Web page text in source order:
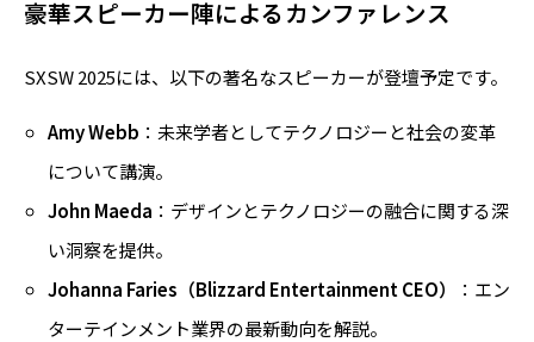
豪華スピーカー陣によるカンファレンス
SXSW 2025には、以下の著名なスピーカーが登壇予定です。
Amy Webb ：未来学者としてテクノロジーと社会の変革
について講演。
John Maeda ：デザインとテクノロジーの融合に関する深
い洞察を提供。
Johanna Faries（Blizzard Entertainment CEO）
：エン
ターテインメント業界の最新動向を解説。